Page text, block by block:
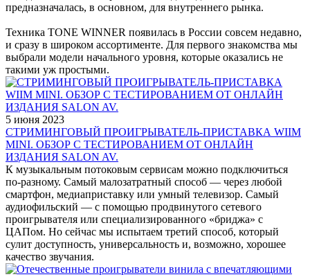
предназначалась, в основном, для внутреннего рынка.
Техника TONE WINNER появилась в России совсем недавно,
и сразу в широком ассортименте. Для первого знакомства мы
выбрали модели начального уровня, которые оказались не
такими уж простыми.
5 июня 2023
СТРИМИНГОВЫЙ ПРОИГРЫВАТЕЛЬ-ПРИСТАВКА WIIM
MINI. ОБЗОР С ТЕСТИРОВАНИЕМ ОТ ОНЛАЙН
ИЗДАНИЯ SALON AV.
К музыкальным потоковым сервисам можно подключиться
по-разному. Самый малозатратный способ — через любой
смартфон, медиаприставку или умный телевизор. Самый
аудиофильский — с помощью продвинутого сетевого
проигрывателя или специализированного «бриджа» с
ЦАПом. Но сейчас мы испытаем третий способ, который
сулит доступность, универсальность и, возможно, хорошее
качество звучания.